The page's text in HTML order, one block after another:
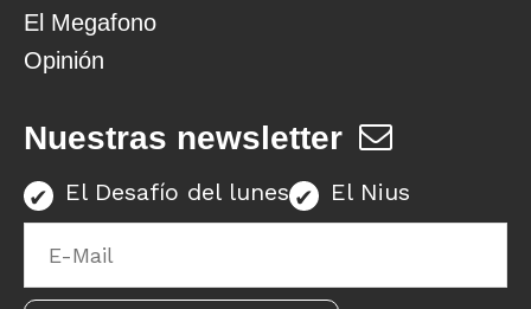
El Megafono
Opinión
Nuestras newsletter
El Desafío del lunes El Nius